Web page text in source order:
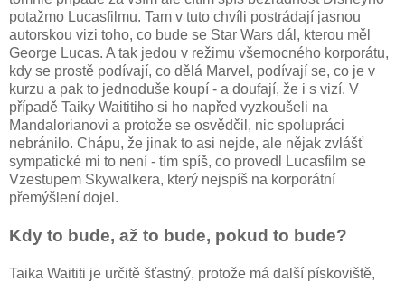
potažmo Lucasfilmu. Tam v tuto chvíli postrádají jasnou
autorskou vizi toho, co bude se Star Wars dál, kterou měl
George Lucas. A tak jedou v režimu všemocného korporátu,
kdy se prostě podívají, co dělá Marvel, podívají se, co je v
kurzu a pak to jednoduše koupí - a doufají, že i s vizí. V
případě Taiky Waititiho si ho napřed vyzkoušeli na
Mandalorianovi a protože se osvědčil, nic spolupráci
nebránilo. Chápu, že jinak to asi nejde, ale nějak zvlášť
sympatické mi to není - tím spíš, co provedl Lucasfilm se
Vzestupem Skywalkera, který nejspíš na korporátní
přemýšlení dojel.
Kdy to bude, až to bude, pokud to bude?
Taika Waititi je určitě šťastný, protože má další pískoviště,